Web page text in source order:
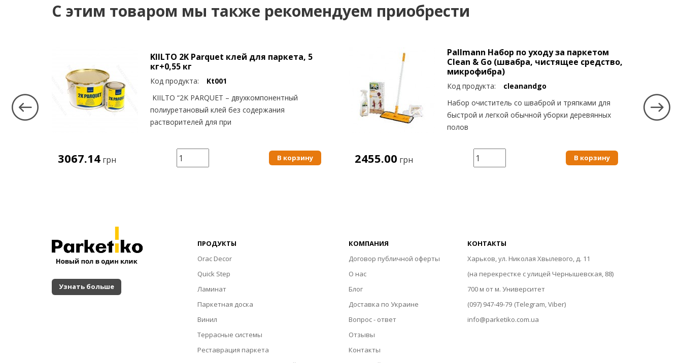
С этим товаром мы также рекомендуем приобрести
KIILTO 2K Parquet клей для паркета, 5
кг+0,55 кг
Код продукта:
Kt001
KIILTO “2K PARQUET – двухкомпонентный
полиуретановый клей без содержания
растворителей для при
3067.14 грн В корзину
Pallmann Набор по уходу за паркетом
Clean & Go (швабра, чистящее средство,
микрофибра)
Код продукта:
cleanandgo
Набор очиститель со шваброй и тряпками для
быстрой и легкой обычной уборки деревянных
полов
2455.00 грн В корзину
Узнать больше
ПРОДУКТЫ
Orac Decor
Quick Step
Ламинат
Паркетная доска
Винил
Террасные системы
Реставрация паркета
КОМПАНИЯ
Договор публичной оферты
О нас
Блог
Доставка по Украине
Вопрос - ответ
Отзывы
Контакты
КОНТАКТЫ
Харьков, ул. Николая Хвылевого, д. 11
(на перекрестке с улицей Чернышевская, 88)
700 м от м. Университет
(097) 947-49-79 (Telegram, Viber)
info@parketiko.com.ua